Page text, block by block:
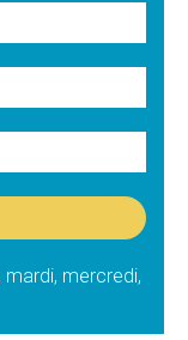
mercredi,